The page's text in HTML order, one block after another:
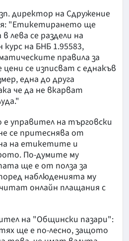
директор на Сдружение
"Етикетирането ще
лева се раздели на
на БНБ 1.95583,
правила за
се изписват с еднакъв
една до друга
че да не вкарват
е управител на търговски
се притеснява от
на етикетите и
По-думите му
ще е от полза за
наблюденията му
онлайн плащания с
на "Общински пазари":
ще е по-лесно, защото